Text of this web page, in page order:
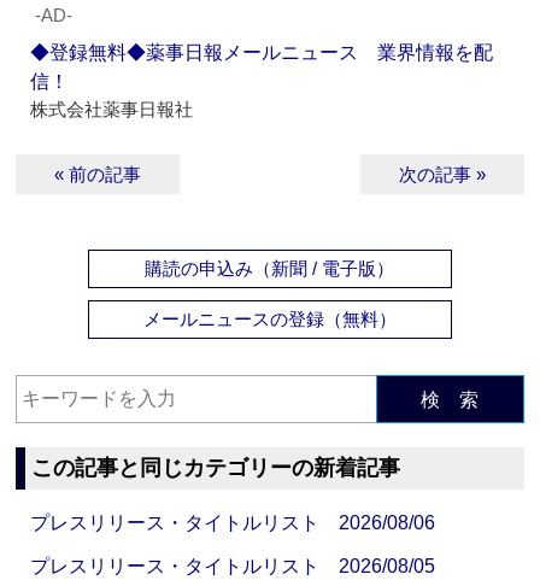
‐AD‐
◆登録無料◆薬事日報メールニュース 業界情報を配
信！
株式会社薬事日報社
« 前の記事 次の記事 »
購読の申込み（新聞 / 電子版）
メールニュースの登録（無料）
検 索
この記事と同じカテゴリーの新着記事
プレスリリース・タイトルリスト 2026/08/06
プレスリリース・タイトルリスト 2026/08/05